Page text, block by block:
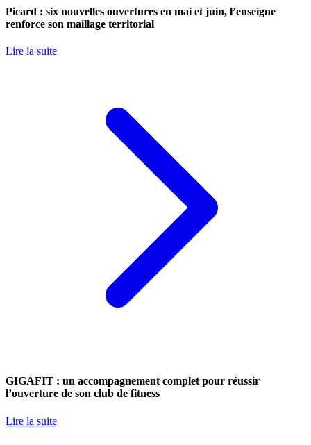
Picard : six nouvelles ouvertures en mai et juin, l’enseigne
renforce son maillage territorial
Lire la suite
GIGAFIT : un accompagnement complet pour réussir
l’ouverture de son club de fitness
Lire la suite